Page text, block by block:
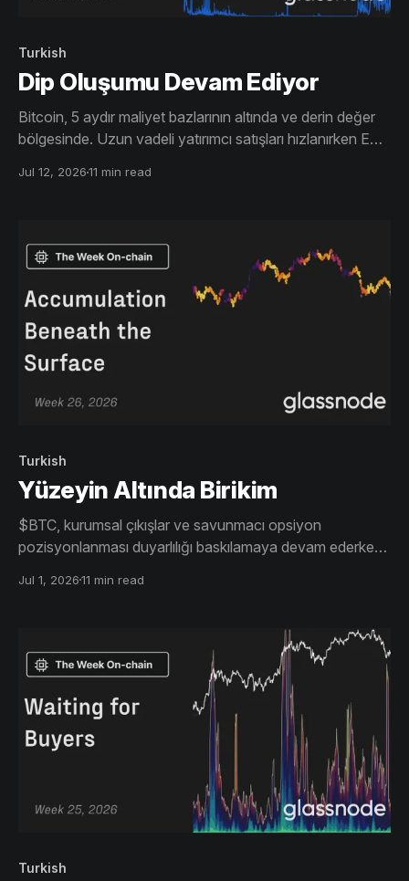
Turkish
Dip Oluşumu Devam Ediyor
Bitcoin, 5 aydır maliyet bazlarının altında ve derin değer
bölgesinde. Uzun vadeli yatırımcı satışları hızlanırken ETF
Dip süreci ilerliyor, ancak tamamlanmadı.
Jul 12, 202611 min read
Turkish
Yüzeyin Altında Birikim
$BTC, kurumsal çıkışlar ve savunmacı opsiyon
pozisyonlanması duyarlılığı baskılamaya devam ederken
uzun vadeli yatırımcılar ve sabırlı alıcılar arzı emmeye
Jul 1, 202611 min read
Turkish